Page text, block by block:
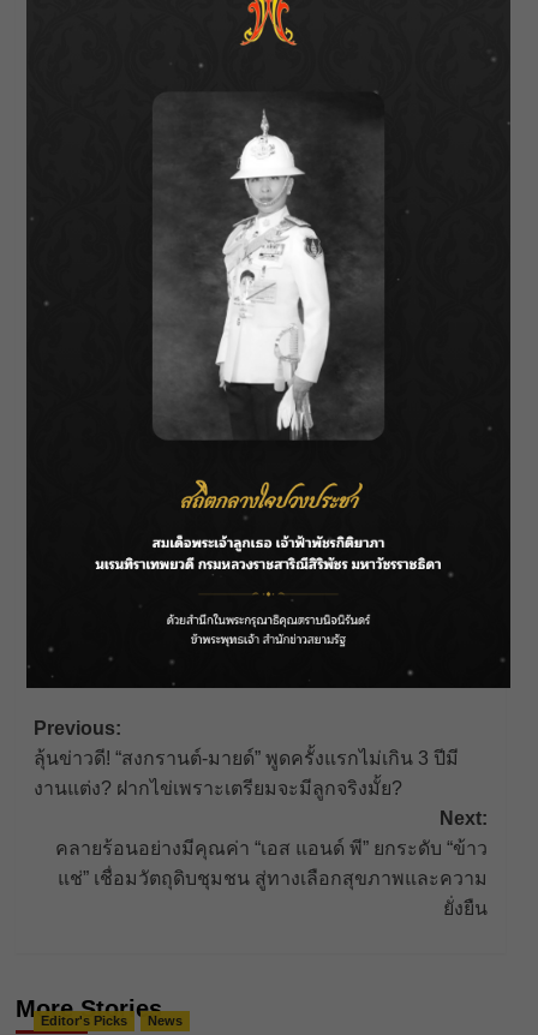
กั้นน้ำ จุดเฝ้าระวังในปี 2569 พร้อมรับฟังปัญหา
อุปสรรค และให้ข้อเสนอแนะเพื่อเร่งรัดการดำเนิน
งานให้เป็นไปตามแผนที่กำหนด พร้อมกันนี้ ได้เน้น
ย้ำการบริหารจัดการน้ำอย่างมีประสิทธิภาพ เพื่อ
รองรับสถานการณ์น้ำในช่วงฤดูฝนที่จะมาถึง โดย
มุ่งเน้นการบูรณาการความร่วมมือกับทุกภาคส่วน
เพื่อเสริมสร้างความมั่นคงด้านน้ำ ลดความเสี่ยง
จากอุทกภัยและภัยแล้ง ที่จะช่วยยกระดับคุณภาพ
ชีวิตของประชาชนในพื้นที่ลุ่มน้ำยม-น่านได้อย่าง
About Author
Wichai S
See author's posts
Post
navigation
Previous:
ลุ้นข่าวดี! “สงกรานต์-มายด์” พูดครั้งแรกไม่เกิน 3 ปีมี
งานแต่ง? ฝากไข่เพราะเตรียมจะมีลูกจริงมั้ย?
Next:
คลายร้อนอย่างมีคุณค่า “เอส แอนด์ พี” ยกระดับ “ข้าว
แช่” เชื่อมวัตถุดิบชุมชน สู่ทางเลือกสุขภาพและความ
ยั่งยืน
More Stories
Editor's Picks News